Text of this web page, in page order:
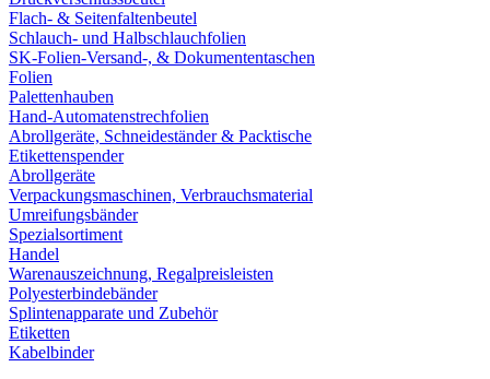
Flach- & Seitenfaltenbeutel
Schlauch- und Halbschlauchfolien
SK-Folien-Versand-, & Dokumententaschen
Folien
Palettenhauben
Hand-Automatenstrechfolien
Abrollgeräte, Schneideständer & Packtische
Etikettenspender
Abrollgeräte
Verpackungsmaschinen, Verbrauchsmaterial
Umreifungsbänder
Spezialsortiment
Handel
Warenauszeichnung, Regalpreisleisten
Polyesterbindebänder
Splintenapparate und Zubehör
Etiketten
Kabelbinder